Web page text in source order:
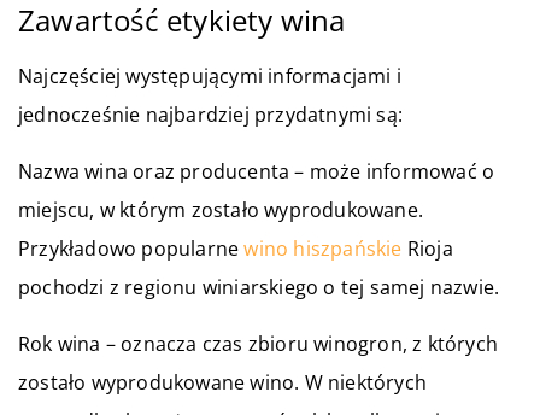
Zawartość etykiety wina
Najczęściej występującymi informacjami i
jednocześnie najbardziej przydatnymi są:
Nazwa wina oraz producenta – może informować o
miejscu, w którym zostało wyprodukowane.
Przykładowo popularnewino hiszpańskie Rioja
pochodzi z regionu winiarskiego o tej samej nazwie.
Rok wina – oznacza czas zbioru winogron, z których
zostało wyprodukowane wino. W niektórych